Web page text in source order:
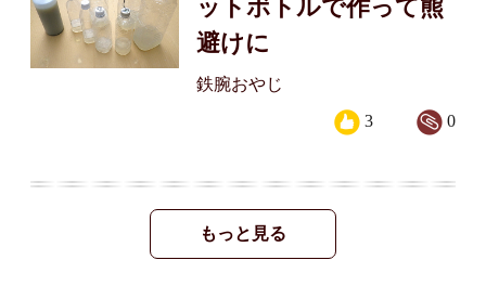
ットボトルで作って熊
避けに
鉄腕おやじ
0
3
もっと見る